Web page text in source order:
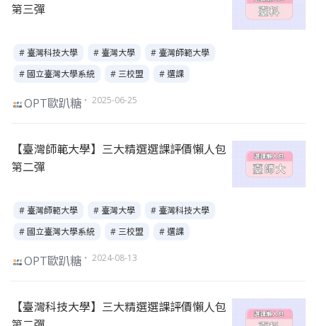
第三彈
# 臺灣科技大學 # 臺灣大學
# 臺灣師範大學
# 國立臺灣大學系統
# 三校盟 # 選課
OPT歐趴糖 ・ 2025-06-25
【臺灣師範大學】三大精選選課評價懶人包
第二彈
# 臺灣師範大學 # 臺灣大學
# 臺灣科技大學
# 國立臺灣大學系統
# 三校盟 # 選課
OPT歐趴糖 ・ 2024-08-13
【臺灣科技大學】三大精選選課評價懶人包